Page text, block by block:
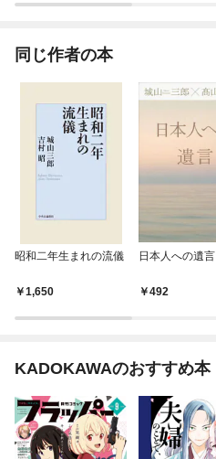
同じ作者の本
昭和二年生まれの流儀
1,650
日本人への遺言
492
KADOKAWAのおすすめ本